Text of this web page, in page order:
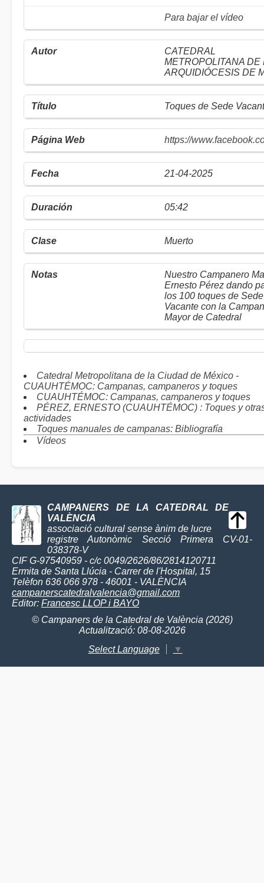
Para bajar el vídeo
CATEDRAL
METROPOLITANA DE
ARQUIDIÓCESIS DE
Toques de Sede
https://
21-04-2025
05:42
Muerto
Nuestro Campanero
Ernesto Pérez dando
los 100 toques de Sede
Vacante con la
Mayor de Catedral
Catedral Metropolitana de la Ciudad de México -
CUAUHTÉMOC: Campanas, campaneros y toques
CUAUHTÉMOC: Campanas, campaneros y toques
PÉREZ, ERNESTO (CUAUHTÉMOC) : Toques y
actividades
Toques manuales de campanas: Bibliografía
Vídeos
CAMPANERS DE LA CATEDRAL DE
VALÈNCIA
associació cultural sense ànim de lucre
registre Autonòmic Secció Primera CV-01-
038378-V
CIF G-97540959 - c/c 0049/2626/86/2814120711
Ermita de Santa Llúcia - Carrer de l'Hospital, 15
Telèfon 636 066 978 - 46001 - VALÈNCIA
campanerscatedralvalencia@gmail.com
Editor: Francesc LLOP i BAYO
© Campaners de la Catedral de València (2026)
Actualització: 08-08-2026
Select Language
▼